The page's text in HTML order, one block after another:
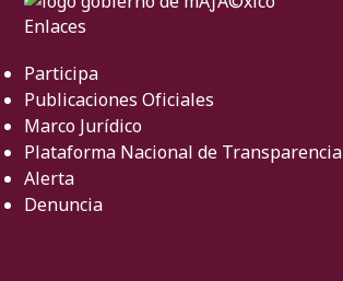
Enlaces
Participa
Publicaciones Oficiales
Marco Jurídico
Plataforma Nacional de Transparencia
Alerta
Denuncia